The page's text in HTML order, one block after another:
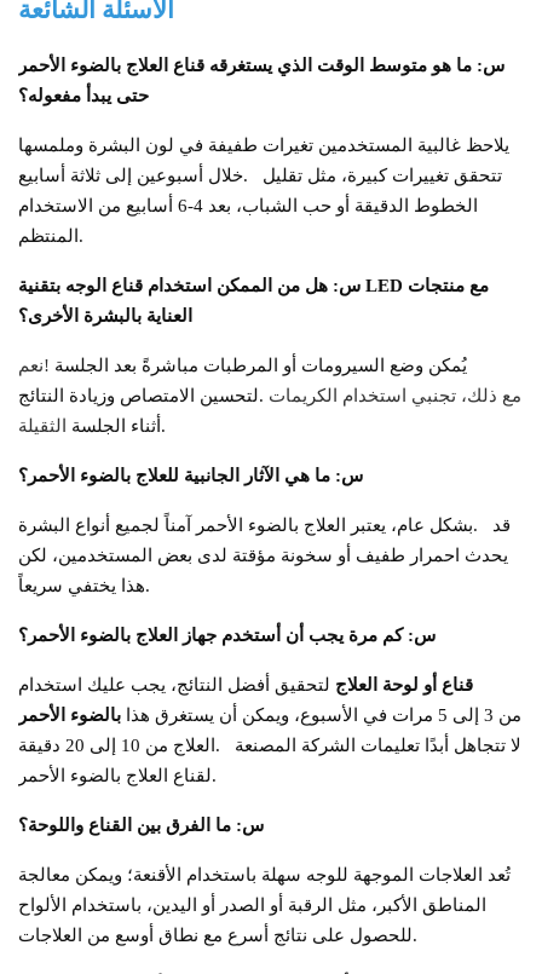
الأسئلة الشائعة
س: ما هو متوسط ​​الوقت الذي يستغرقه قناع العلاج بالضوء الأحمر
حتى يبدأ مفعوله؟
يلاحظ غالبية المستخدمين تغيرات طفيفة في لون البشرة وملمسها
خلال أسبوعين إلى ثلاثة أسابيع.
تتحقق تغييرات كبيرة، مثل تقليل
الخطوط الدقيقة أو حب الشباب، بعد 4-6 أسابيع من الاستخدام
المنتظم.
س: هل من الممكن استخدام قناع الوجه بتقنية LED مع منتجات
العناية بالبشرة الأخرى؟
نعم! يُمكن وضع السيرومات أو المرطبات مباشرةً بعد الجلسة
لتحسين الامتصاص وزيادة النتائج. مع ذلك، تجنبي استخدام الكريمات
الثقيلة
أثناء الجلسة.
س: ما هي الآثار الجانبية للعلاج بالضوء الأحمر؟
بشكل عام، يعتبر العلاج بالضوء الأحمر آمناً لجميع أنواع البشرة.
قد
يحدث احمرار طفيف أو سخونة مؤقتة لدى بعض المستخدمين، لكن
هذا يختفي سريعاً.
س: كم مرة يجب أن أستخدم جهاز العلاج بالضوء الأحمر؟
لتحقيق أفضل النتائج، يجب عليك استخدام قناع أو لوحة العلاج
بالضوء الأحمر من 3 إلى 5 مرات في الأسبوع، ويمكن أن يستغرق هذا
العلاج من 10 إلى 20 دقيقة.
لا تتجاهل أبدًا تعليمات الشركة المصنعة
لقناع العلاج بالضوء الأحمر.
س: ما الفرق بين القناع واللوحة؟
تُعد العلاجات الموجهة للوجه سهلة باستخدام الأقنعة؛ ويمكن معالجة
المناطق الأكبر، مثل الرقبة أو الصدر أو اليدين، باستخدام الألواح
للحصول على نتائج أسرع مع نطاق أوسع من العلاجات.